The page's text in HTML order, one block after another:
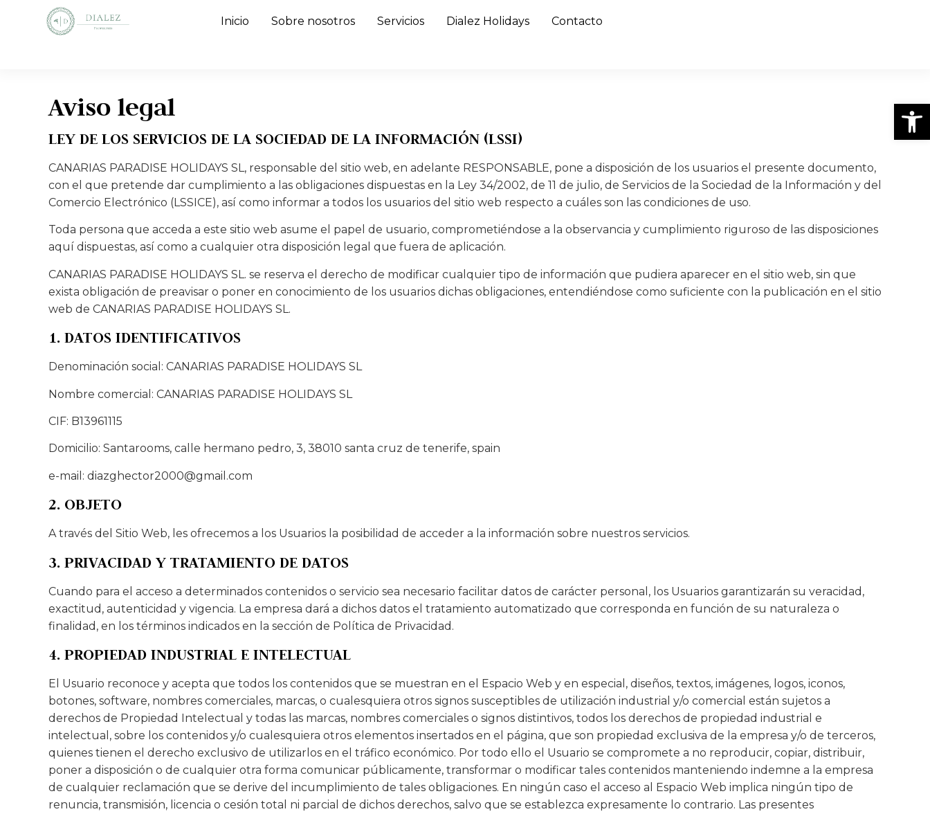
Inicio Sobre nosotros Servicios Dialez Holidays Contacto
Aviso legal
LEY DE LOS SERVICIOS DE LA SOCIEDAD DE LA INFORMACIÓN (LSSI)
CANARIAS PARADISE HOLIDAYS SL, responsable del sitio web, en adelante RESPONSABLE, pone a disposición de los usuarios el presente documento,
con el que pretende dar cumplimiento a las obligaciones dispuestas en la Ley 34/2002, de 11 de julio, de Servicios de la Sociedad de la Información y del
Comercio Electrónico (LSSICE), así como informar a todos los usuarios del sitio web respecto a cuáles son las condiciones de uso.
Toda persona que acceda a este sitio web asume el papel de usuario, comprometiéndose a la observancia y cumplimiento riguroso de las disposiciones
aquí dispuestas, así como a cualquier otra disposición legal que fuera de aplicación.
CANARIAS PARADISE HOLIDAYS SL. se reserva el derecho de modificar cualquier tipo de información que pudiera aparecer en el sitio web, sin que
exista obligación de preavisar o poner en conocimiento de los usuarios dichas obligaciones, entendiéndose como suficiente con la publicación en el sitio
web de CANARIAS PARADISE HOLIDAYS SL.
1. DATOS IDENTIFICATIVOS
Denominación social: CANARIAS PARADISE HOLIDAYS SL
Nombre comercial: CANARIAS PARADISE HOLIDAYS SL
CIF: B13961115
Domicilio: Santarooms, calle hermano pedro, 3, 38010 santa cruz de tenerife, spain
e-mail: diazghector2000@gmail.com
2. OBJETO
A través del Sitio Web, les ofrecemos a los Usuarios la posibilidad de acceder a la información sobre nuestros servicios.
3. PRIVACIDAD Y TRATAMIENTO DE DATOS
Cuando para el acceso a determinados contenidos o servicio sea necesario facilitar datos de carácter personal, los Usuarios garantizarán su veracidad,
exactitud, autenticidad y vigencia. La empresa dará a dichos datos el tratamiento automatizado que corresponda en función de su naturaleza o
finalidad, en los términos indicados en la sección de Política de Privacidad.
4. PROPIEDAD INDUSTRIAL E INTELECTUAL
El Usuario reconoce y acepta que todos los contenidos que se muestran en el Espacio Web y en especial, diseños, textos, imágenes, logos, iconos,
botones, software, nombres comerciales, marcas, o cualesquiera otros signos susceptibles de utilización industrial y/o comercial están sujetos a
derechos de Propiedad Intelectual y todas las marcas, nombres comerciales o signos distintivos, todos los derechos de propiedad industrial e
intelectual, sobre los contenidos y/o cualesquiera otros elementos insertados en el página, que son propiedad exclusiva de la empresa y/o de terceros,
quienes tienen el derecho exclusivo de utilizarlos en el tráfico económico. Por todo ello el Usuario se compromete a no reproducir, copiar, distribuir,
poner a disposición o de cualquier otra forma comunicar públicamente, transformar o modificar tales contenidos manteniendo indemne a la empresa
de cualquier reclamación que se derive del incumplimiento de tales obligaciones. En ningún caso el acceso al Espacio Web implica ningún tipo de
renuncia, transmisión, licencia o cesión total ni parcial de dichos derechos, salvo que se establezca expresamente lo contrario. Las presentes